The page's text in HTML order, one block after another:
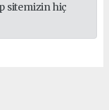
sitemizin hiç